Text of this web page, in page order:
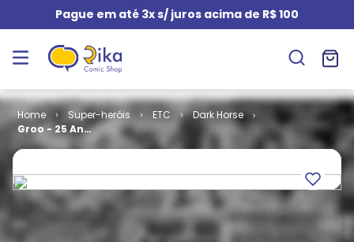
Pague em até 3x s/ juros acima de R$ 100
Super-heróis ETC
Dark Horse
Groo - 25 Anos
de Desastres